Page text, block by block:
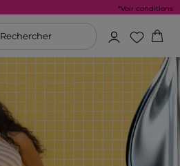
*Voir conditions
Rechercher